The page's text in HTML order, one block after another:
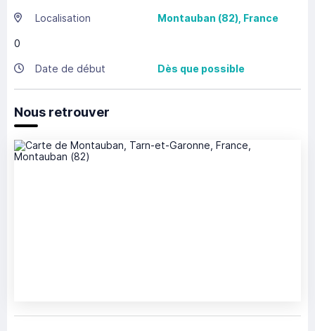
Localisation Montauban (82), France
0
Date de début Dès que possible
Nous retrouver